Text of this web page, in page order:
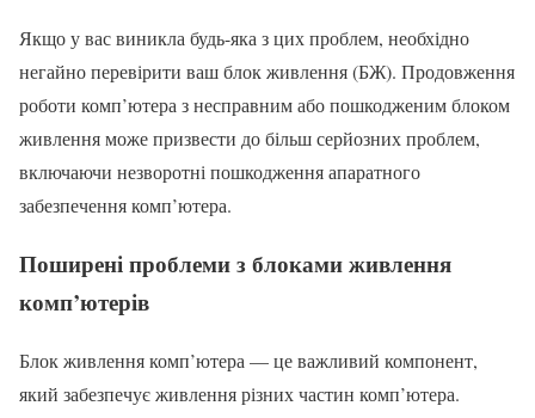
Якщо у вас виникла будь-яка з цих проблем, необхідно
негайно перевірити ваш блок живлення (БЖ). Продовження
роботи комп’ютера з несправним або пошкодженим блоком
живлення може призвести до більш серйозних проблем,
включаючи незворотні пошкодження апаратного
забезпечення комп’ютера.
Поширені проблеми з блоками живлення
комп’ютерів
Блок живлення комп’ютера — це важливий компонент,
який забезпечує живлення різних частин комп’ютера.